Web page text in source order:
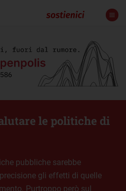
le politiche di
pubbliche sarebbe
gli effetti di quelle
Purtroppo però sul